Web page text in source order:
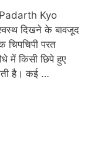
Kyo
दिखने के बावजूद
चिपचिपी परत
में किसी छिपे हुए
है। कई …